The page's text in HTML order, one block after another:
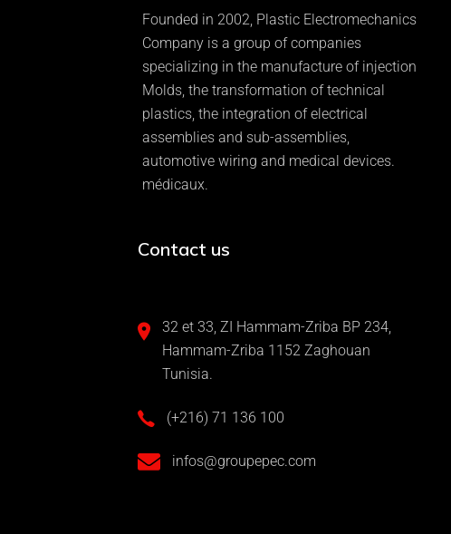
Founded in 2002, Plastic Electromechanics
Company is a group of companies
specializing in the manufacture of injection
Molds, the transformation of technical
plastics, the integration of electrical
assemblies and sub-assemblies,
automotive wiring and medical devices.
médicaux.
Contact us
32 et 33, ZI Hammam-Zriba BP 234,
Hammam-Zriba 1152 Zaghouan
Tunisia.
(+216) 71 136 100
infos@groupepec.com